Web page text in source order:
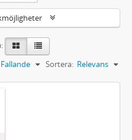
Sortera: Relevans
Fallande